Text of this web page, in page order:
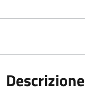
Descrizione